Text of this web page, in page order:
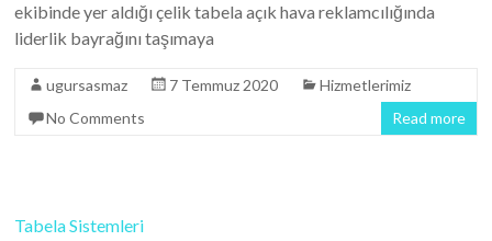
ekibinde yer aldığı çelik tabela açık hava reklamcılığında
liderlik bayrağını taşımaya
ugursasmaz 7 Temmuz 2020
Hizmetlerimiz
No Comments
Read more
Tabela Sistemleri